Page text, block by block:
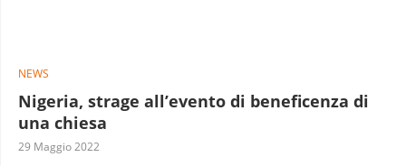
NEWS
Nigeria, strage all’evento di beneficenza di
una chiesa
29 Maggio 2022